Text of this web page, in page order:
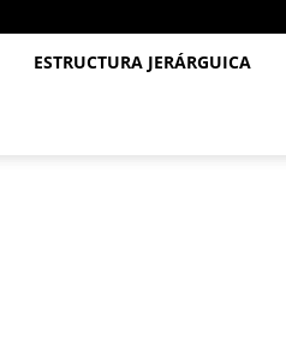
ESTRUCTURA JERÁRGUICA